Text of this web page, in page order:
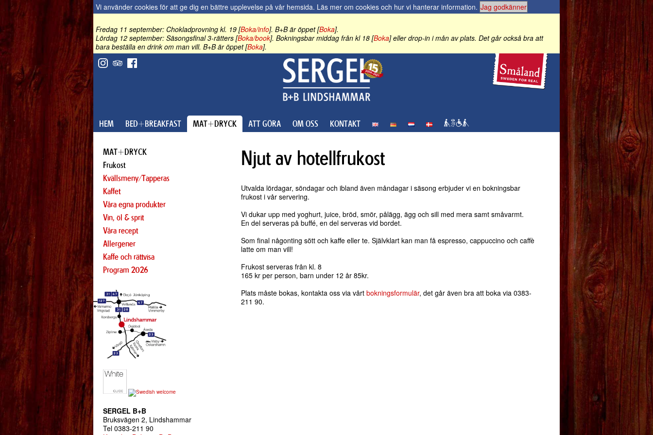
Vi använder cookies för att ge dig en bättre upplevelse på vår hemsida. Läs mer om cookies och hur vi hanterar information. Jag godkänner
Fredag 11 september: Chokladprovning kl. 19 [Boka/info]. B+B är öppet [Boka].
Lördag 12 september: Säsongsfinal 3-rätters [Boka/book]. Bokningsbar middag från kl 18 [Boka] eller drop-in i mån av plats. Det går också bra att
bara beställa en drink om man vill. B+B är öppet [Boka].
HEM BED+BREAKFAST MAT+DRYCK ATT GÖRA OM OSS KONTAKT
MAT+DRYCK
Frukost
Kvällsmeny/Tapperas
Kaffet
Våra egna produkter
Vin, öl & sprit
Våra recept
Allergener
Kaffe och rättvisa
Program 2026
SERGEL B+B
Bruksvägen 2, Lindshammar
Tel 0383-211 90
Njut av hotellfrukost
Utvalda lördagar, söndagar och ibland även måndagar i säsong erbjuder vi en bokningsbar
frukost i vår servering.
Vi dukar upp med yoghurt, juice, bröd, smör, pålägg, ägg och sill med mera samt småvarmt.
En del serveras på buffé, en del serveras vid bordet.
Som final någonting sött och kaffe eller te. Självklart kan man få espresso, cappuccino och caffè
latte om man vill!
Frukost serveras från kl. 8
165 kr per person, barn under 12 år 85kr.
Plats måste bokas, kontakta oss via vårtbokningsformulär, det går även bra att boka via 0383-
211 90.